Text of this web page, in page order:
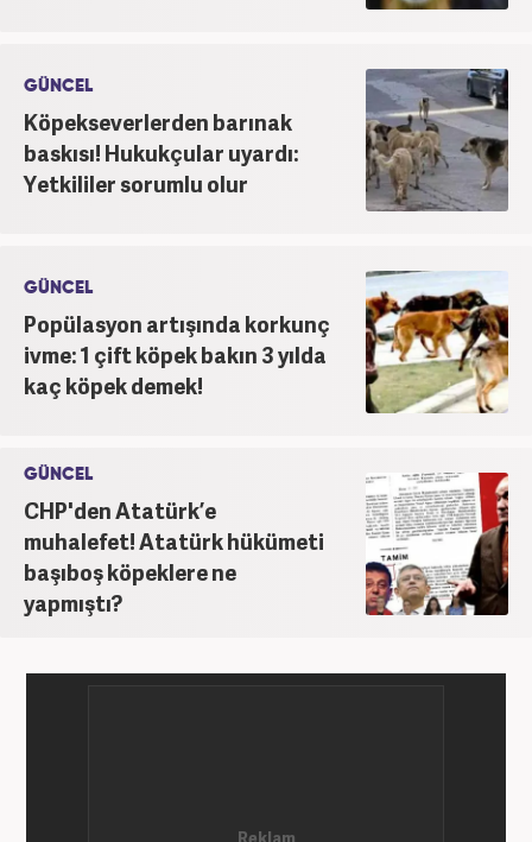
GÜNCEL
Köpekseverlerden barınak
baskısı! Hukukçular uyardı:
Yetkililer sorumlu olur
GÜNCEL
Popülasyon artışında korkunç
ivme: 1 çift köpek bakın 3 yılda
kaç köpek demek!
GÜNCEL
CHP'den Atatürk’e
muhalefet! Atatürk hükümeti
başıboş köpeklere ne
yapmıştı?